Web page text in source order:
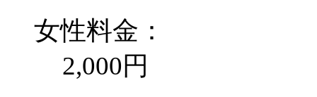
女性料金：
2,000円